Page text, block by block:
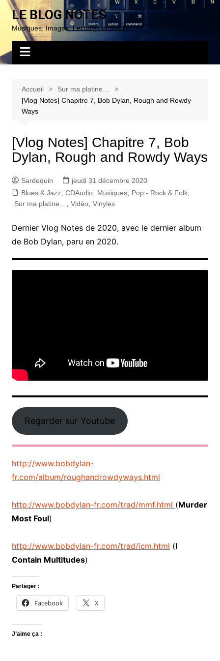
Aller
contenu
LE BLOG NOTES
Musiques, Images, Lectures et blabla…
Accueil
Sur ma platine…
[Vlog Notes] Chapitre 7, Bob Dylan, Rough and Rowdy
Ways
[Vlog Notes] Chapitre 7, Bob
Dylan, Rough and Rowdy Ways
Sardequin
jeudi 31 décembre 2020
Blues & Jazz, CDAudio, Musiques, Pop - Rock & Folk,
Sur ma platine…
Vidéo, Vinyles
Dernier Vlog Notes de 2020, avec le dernier album
de Bob Dylan, paru en 2020.
Regarder sur Youtube
http://www.bobdylan-
fr.com/album/roughandrowdyways.html
http://www.bobdylan-fr.com/trad/mmf.html (Murder
Most Foul)
http://www.bobdylan-fr.com/trad/icm.html (I
Contain Multitudes)
Partager :
Facebook X
J’aime ça :